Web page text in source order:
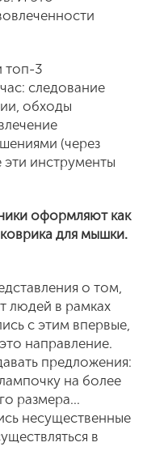
топ-3
следование
обходы
(через
эти инструменты
оформляют как
для мышки.
о том,
людей в рамках
с этим впервые,
направление.
предложения:
на более
размера…
несущественные
в